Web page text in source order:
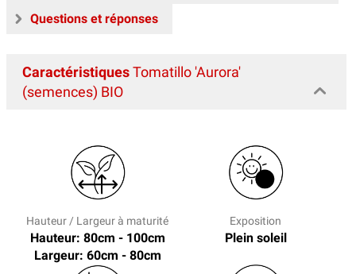
Questions et réponses
CaractéristiquesTomatillo 'Aurora'
(semences) BIO
Hauteur / Largeur à maturité
Hauteur: 80cm - 100cm
Largeur: 60cm - 80cm
Exposition
Plein soleil